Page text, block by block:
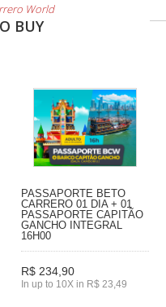
World
BUY
PASSAPORTE BETO
CARRERO 01 DIA + 01
PASSAPORTE CAPITÃO
GANCHO INTEGRAL
16H00
R$ 234,90
In up to 10X in R$ 23,49